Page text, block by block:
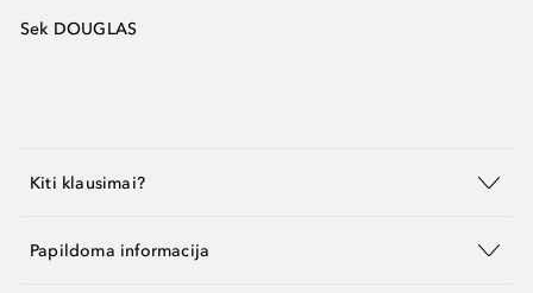
Sek DOUGLAS
Kiti klausimai?
Papildoma informacija